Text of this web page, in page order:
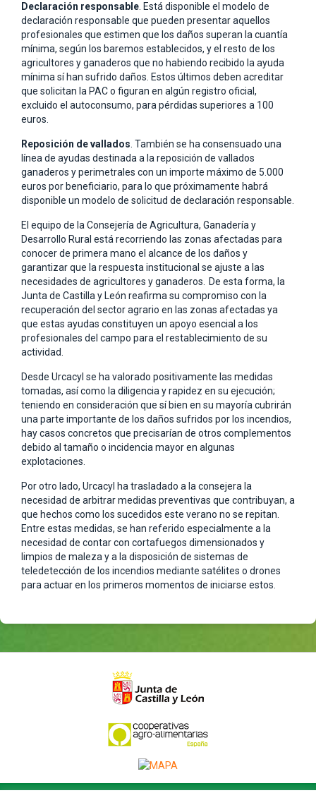
Declaración responsable . Está disponible el modelo de
declaración responsable que pueden presentar aquellos
profesionales que estimen que los daños superan la cuantía
mínima, según los baremos establecidos, y el resto de los
agricultores y ganaderos que no habiendo recibido la ayuda
mínima sí han sufrido daños. Estos últimos deben acreditar
que solicitan la PAC o figuran en algún registro oficial,
excluido el autoconsumo, para pérdidas superiores a 100
euros.
Reposición de vallados . También se ha consensuado una
línea de ayudas destinada a la reposición de vallados
ganaderos y perimetrales con un importe máximo de 5.000
euros por beneficiario, para lo que próximamente habrá
disponible un modelo de solicitud de declaración responsable.
El equipo de la Consejería de Agricultura, Ganadería y
Desarrollo Rural está recorriendo las zonas afectadas para
conocer de primera mano el alcance de los daños y
garantizar que la respuesta institucional se ajuste a las
necesidades de agricultores y ganaderos. De esta forma, la
Junta de Castilla y León reafirma su compromiso con la
recuperación del sector agrario en las zonas afectadas ya
que estas ayudas constituyen un apoyo esencial a los
profesionales del campo para el restablecimiento de su
actividad.
Desde Urcacyl se ha valorado positivamente las medidas
tomadas, así como la diligencia y rapidez en su ejecución;
teniendo en consideración que sí bien en su mayoría cubrirán
una parte importante de los daños sufridos por los incendios,
hay casos concretos que precisarían de otros complementos
debido al tamaño o incidencia mayor en algunas
explotaciones.
Por otro lado, Urcacyl ha trasladado a la consejera la
necesidad de arbitrar medidas preventivas que contribuyan, a
que hechos como los sucedidos este verano no se repitan.
Entre estas medidas, se han referido especialmente a la
necesidad de contar con cortafuegos dimensionados y
limpios de maleza y a la disposición de sistemas de
teledetección de los incendios mediante satélites o drones
para actuar en los primeros momentos de iniciarse estos.